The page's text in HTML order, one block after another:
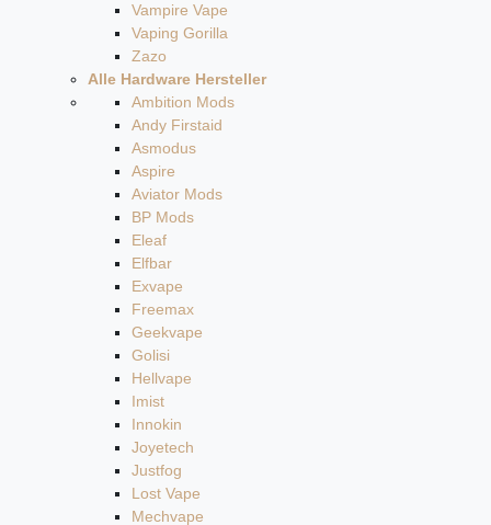
Vampire Vape
Vaping Gorilla
Zazo
Alle Hardware Hersteller
Ambition Mods
Andy Firstaid
Asmodus
Aspire
Aviator Mods
BP Mods
Eleaf
Elfbar
Exvape
Freemax
Geekvape
Golisi
Hellvape
Imist
Innokin
Joyetech
Justfog
Lost Vape
Mechvape